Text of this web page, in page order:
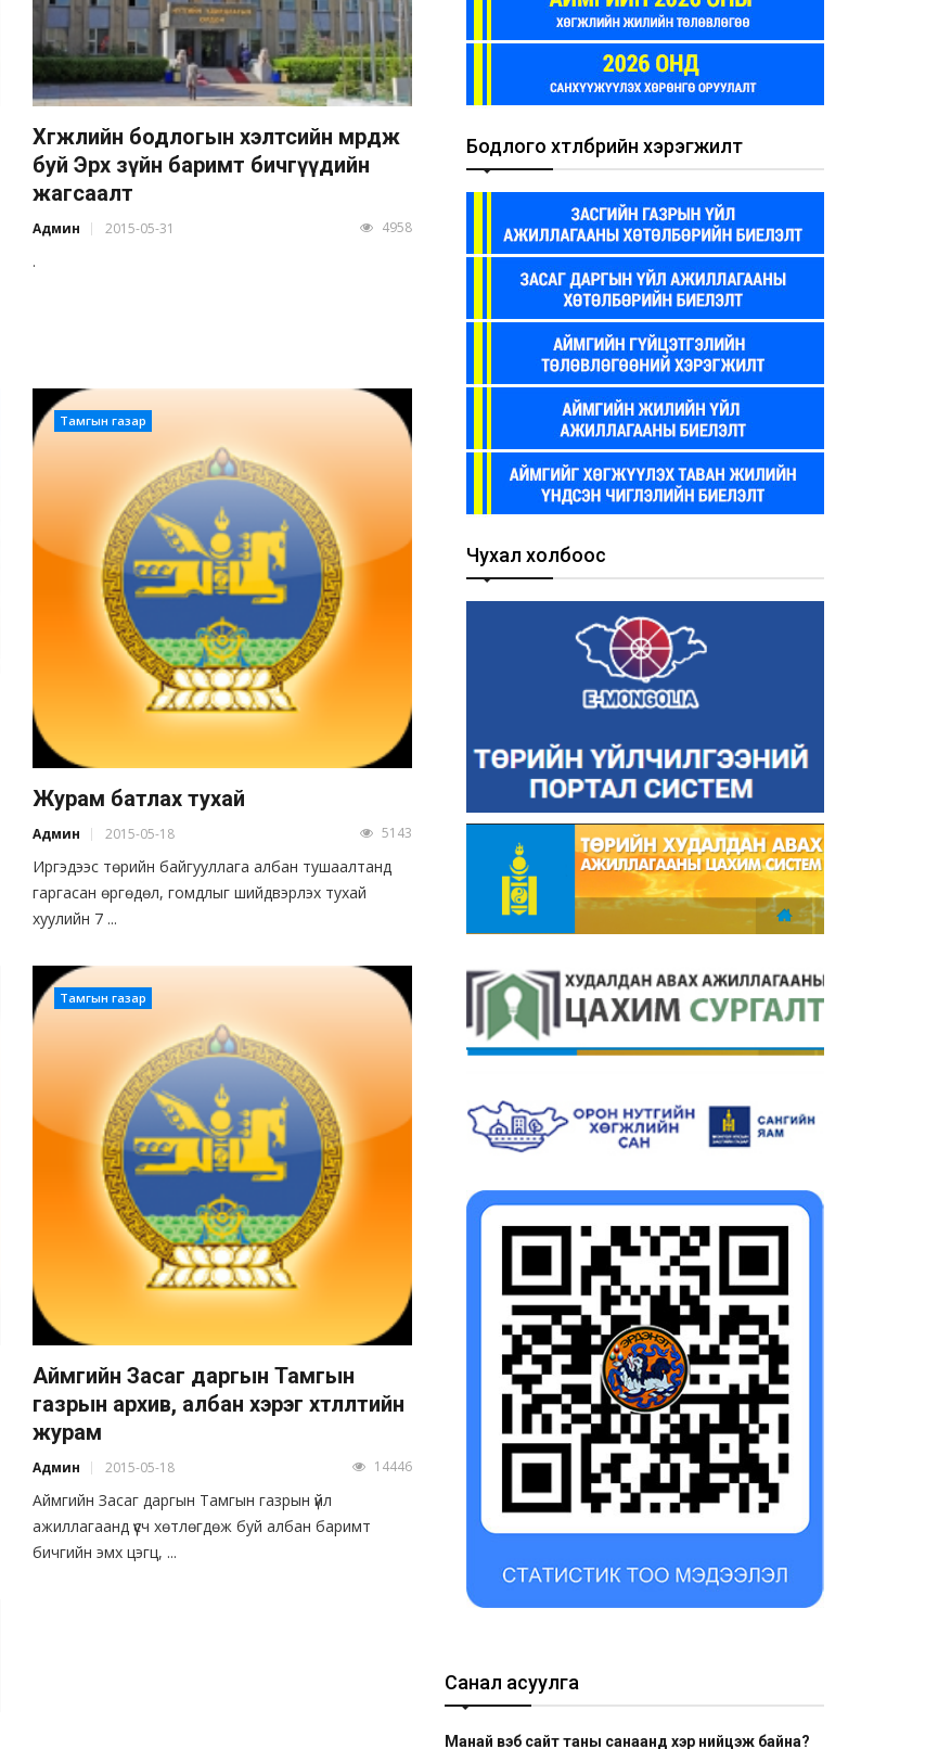
Хөгжлийн бодлогын хэлтсийн мөрдөж
буй Эрх зүйн баримт бичгүүдийн
жагсаалт
Админ 2015-05-31 4958
.
Тамгын газар
Журам батлах тухай
Админ 2015-05-18 5143
Иргэдээс төрийн байгууллага албан тушаалтанд
гаргасан өргөдөл, гомдлыг шийдвэрлэх тухай
хуулийн 7 ...
Тамгын газар
Аймгийн Засаг даргын Тамгын
газрын архив, албан хэрэг хөтлөлтийн
журам
Админ 2015-05-18 14446
Аймгийн Засаг даргын Тамгын газрын үйл
ажиллагаанд үүсч хөтлөгдөж буй албан баримт
бичгийн эмх цэгц, ...
Бодлого хөтөлбөрийн хэрэгжилт
Чухал холбоос
Санал асуулга
Манай вэб сайт таны санаанд хэр нийцэж байна?